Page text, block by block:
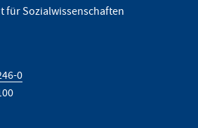
für Sozialwissenschaften
0